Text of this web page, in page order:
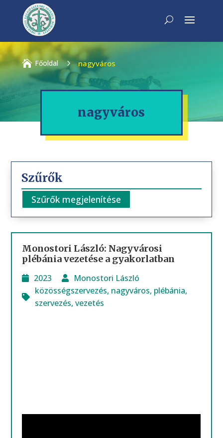
 Főoldal 5 nagyváros
nagyváros
Monostori László: Nagyvárosi
plébánia vezetése a gyakorlatban
2023
Monostori László
közösségszervezés, nagyváros, plébánia,
szervezés,vezetés
Szűrők
Szűrők megjelenítése